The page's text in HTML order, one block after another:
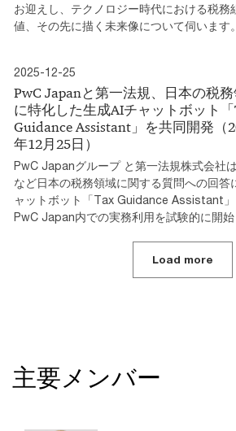
お迎えし、テクノロジー時代における税務
値、その先に描く未来像について伺います。
2025-12-25
PwC Japanと第一法規、日本の税
に特化した生成AIチャットボット
Guidance Assistant」を共同開発（
年12月25日）
PwC Japanグループ と第一法規株式会社
など日本の税務領域に関する質問への回答
ャットボット「Tax Guidance Assistant」
PwC Japan内での実務利用を試験的に開始
Load more
主要メンバー